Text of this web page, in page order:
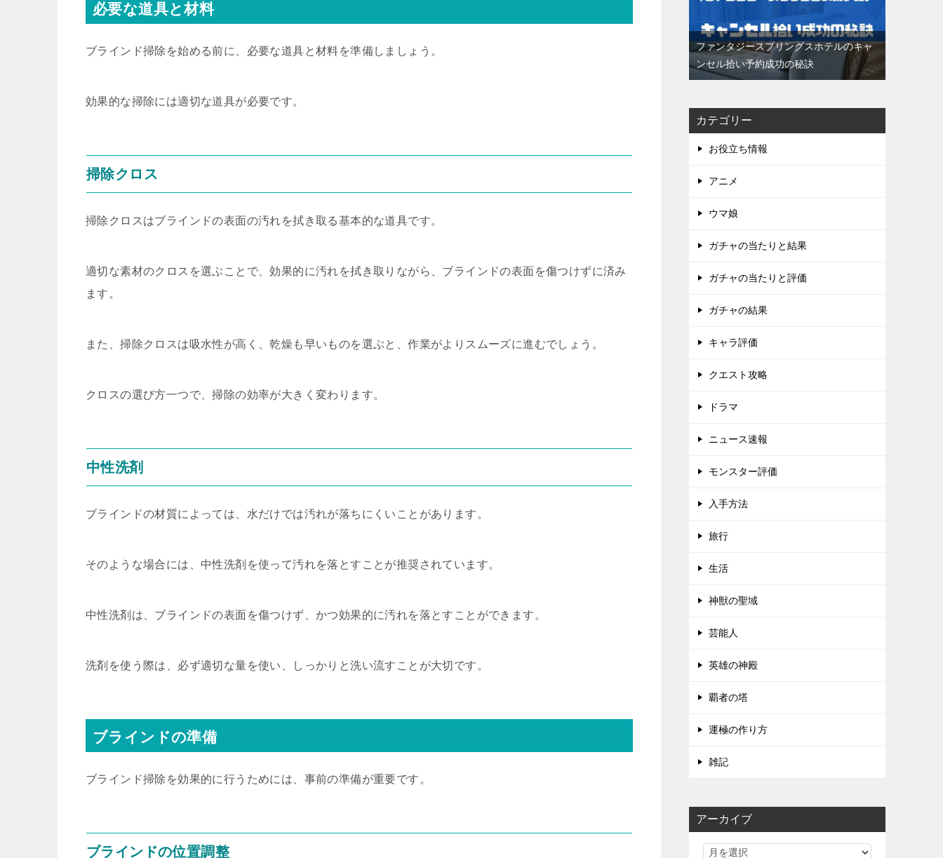
必要な道具と材料
ブラインド掃除を始める前に、必要な道具と材料を準備しましょう。
効果的な掃除には適切な道具が必要です。
掃除クロス
掃除クロスはブラインドの表面の汚れを拭き取る基本的な道具です。
適切な素材のクロスを選ぶことで、効果的に汚れを拭き取りながら、ブラインドの表面を傷つけずに済み
ます。
また、掃除クロスは吸水性が高く、乾燥も早いものを選ぶと、作業がよりスムーズに進むでしょう。
クロスの選び方一つで、掃除の効率が大きく変わります。
中性洗剤
ブラインドの材質によっては、水だけでは汚れが落ちにくいことがあります。
そのような場合には、中性洗剤を使って汚れを落とすことが推奨されています。
中性洗剤は、ブラインドの表面を傷つけず、かつ効果的に汚れを落とすことができます。
洗剤を使う際は、必ず適切な量を使い、しっかりと洗い流すことが大切です。
ブラインドの準備
ブラインド掃除を効果的に行うためには、事前の準備が重要です。
ブラインドの位置調整
ファンタジースプリングスホテルのキャ
ンセル拾い予約成功の秘訣
カテゴリー
お役立ち情報
アニメ
ウマ娘
ガチャの当たりと結果
ガチャの当たりと評価
ガチャの結果
キャラ評価
クエスト攻略
ドラマ
ニュース速報
モンスター評価
入手方法
旅行
生活
神獣の聖域
芸能人
英雄の神殿
覇者の塔
運極の作り方
雑記
アーカイブ